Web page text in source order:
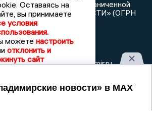
Общество с ограниченной
«РЕГИОНАЛЬНЫЕ НОВОСТИ» (ОГРН
Мазов С. А.
8 (4922) 666916
редакции:info@newsvladimir.ru,
серия Эл № ФС77-78858 от 4
выписке из реестра
Оставаясь на
вы принимаете
условия
можете настроить
отклонить и
сайт
Принять